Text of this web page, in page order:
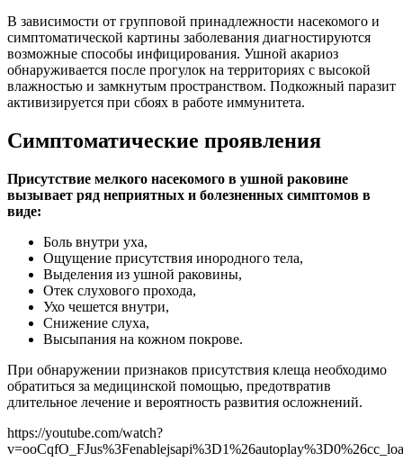
В зависимости от групповой принадлежности насекомого и
симптоматической картины заболевания диагностируются
возможные способы инфицирования. Ушной акариоз
обнаруживается после прогулок на территориях с высокой
влажностью и замкнутым пространством. Подкожный паразит
активизируется при сбоях в работе иммунитета.
Симптоматические проявления
Присутствие мелкого насекомого в ушной раковине
вызывает ряд неприятных и болезненных симптомов в
виде:
Боль внутри уха,
Ощущение присутствия инородного тела,
Выделения из ушной раковины,
Отек слухового прохода,
Ухо чешется внутри,
Снижение слуха,
Высыпания на кожном покрове.
При обнаружении признаков присутствия клеща необходимо
обратиться за медицинской помощью, предотвратив
длительное лечение и вероятность развития осложнений.
https://youtube.com/watch?